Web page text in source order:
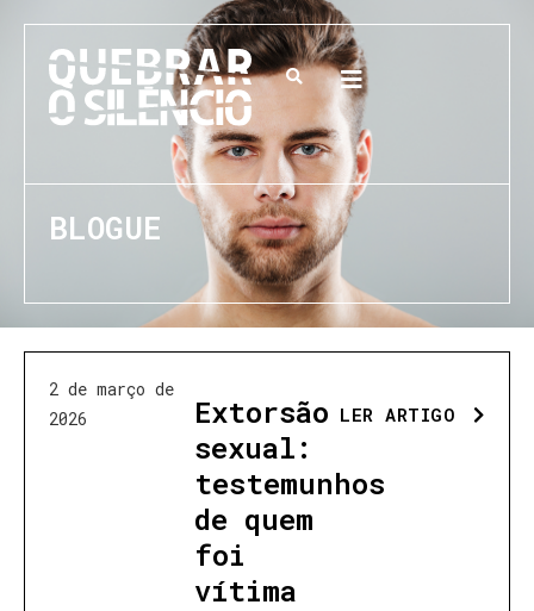
BLOGUE
2 de março de
2026
Extorsão
sexual:
testemunhos
de quem
foi
vítima
LER ARTIGO